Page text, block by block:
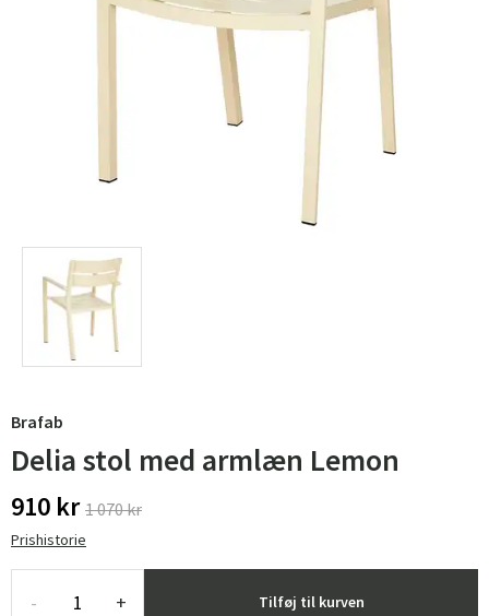
Brafab
Delia stol med armlæn Lemon
910 kr 1 070 kr
Prishistorie
- + Tilføj til kurven